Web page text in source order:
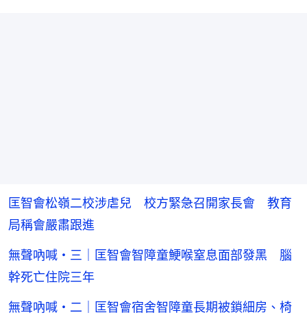
匡智會松嶺二校涉虐兒 校方緊急召開家長會 教育
局稱會嚴肅跟進
無聲吶喊・三｜匡智會智障童鯁喉窒息面部發黑 腦
幹死亡住院三年
無聲吶喊・二｜匡智會宿舍智障童長期被鎖細房、椅